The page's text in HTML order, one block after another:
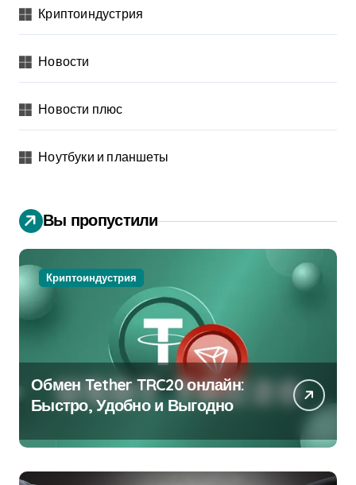
Криптоиндустрия
Новости
Новости плюс
Ноутбуки и планшеты
Вы пропустили
Криптоиндустрия
Обмен Tether TRC20 онлайн:
Быстро, Удобно и Выгодно